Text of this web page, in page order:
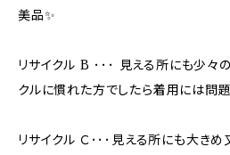
美品✨
リサイクル B ･･･ 見える所にも少々
クルに慣れた方でしたら着用には問題
リサイクル Ｃ･･･見える所にも大き